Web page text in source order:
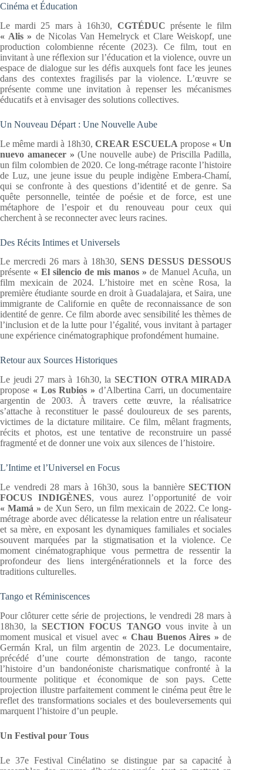
Cinéma et Éducation
Le mardi 25 mars à 16h30, CGTÉDUC présente le film
« Alis » de Nicolas Van Hemelryck et Clare Weiskopf, une
production colombienne récente (2023). Ce film, tout en
invitant à une réflexion sur l’éducation et la violence, ouvre un
espace de dialogue sur les défis auxquels font face les jeunes
dans des contextes fragilisés par la violence. L’œuvre se
présente comme une invitation à repenser les mécanismes
éducatifs et à envisager des solutions collectives.
Un Nouveau Départ : Une Nouvelle Aube
Le même mardi à 18h30,CREAR ESCUELA propose « Un
nuevo amanecer » (Une nouvelle aube) de Priscilla Padilla,
un film colombien de 2020. Ce long-métrage raconte l’histoire
de Luz, une jeune issue du peuple indigène Embera-Chamí,
qui se confronte à des questions d’identité et de genre. Sa
quête personnelle, teintée de poésie et de force, est une
métaphore de l’espoir et du renouveau pour ceux qui
cherchent à se reconnecter avec leurs racines.
Des Récits Intimes et Universels
Le mercredi 26 mars à 18h30, SENS DESSUS DESSOUS
présente « El silencio de mis manos » de Manuel Acuña, un
film mexicain de 2024. L’histoire met en scène Rosa, la
première étudiante sourde en droit à Guadalajara, et Saira, une
immigrante de Californie en quête de reconnaissance de son
identité de genre. Ce film aborde avec sensibilité les thèmes de
l’inclusion et de la lutte pour l’égalité, vous invitant à partager
une expérience cinématographique profondément humaine.
Retour aux Sources Historiques
Le jeudi 27 mars à 16h30, la SECTION OTRA MIRADA
propose « Los Rubios » d’Albertina Carri, un documentaire
argentin de 2003. À travers cette œuvre, la réalisatrice
s’attache à reconstituer le passé douloureux de ses parents,
victimes de la dictature militaire. Ce film, mêlant fragments,
récits et photos, est une tentative de reconstruire un passé
fragmenté et de donner une voix aux silences de l’histoire.
L’Intime et l’Universel en Focus
Le vendredi 28 mars à 16h30, sous la bannière SECTION
FOCUS INDIGÈNES, vous aurez l’opportunité de voir
« Mamá » de Xun Sero, un film mexicain de 2022. Ce long-
métrage aborde avec délicatesse la relation entre un réalisateur
et sa mère, en exposant les dynamiques familiales et sociales
souvent marquées par la stigmatisation et la violence. Ce
moment cinématographique vous permettra de ressentir la
profondeur des liens intergénérationnels et la force des
traditions culturelles.
Tango et Réminiscences
Pour clôturer cette série de projections, le vendredi 28 mars à
18h30, la SECTION FOCUS TANGOvous invite à un
moment musical et visuel avec « Chau Buenos Aires » de
Germán Kral, un film argentin de 2023. Le documentaire,
précédé d’une courte démonstration de tango, raconte
l’histoire d’un bandonéoniste charismatique confronté à la
tourmente politique et économique de son pays. Cette
projection illustre parfaitement comment le cinéma peut être le
reflet des transformations sociales et des bouleversements qui
marquent l’histoire d’un peuple.
Un Festival pour Tous
Le 37e Festival Cinélatino se distingue par sa capacité à